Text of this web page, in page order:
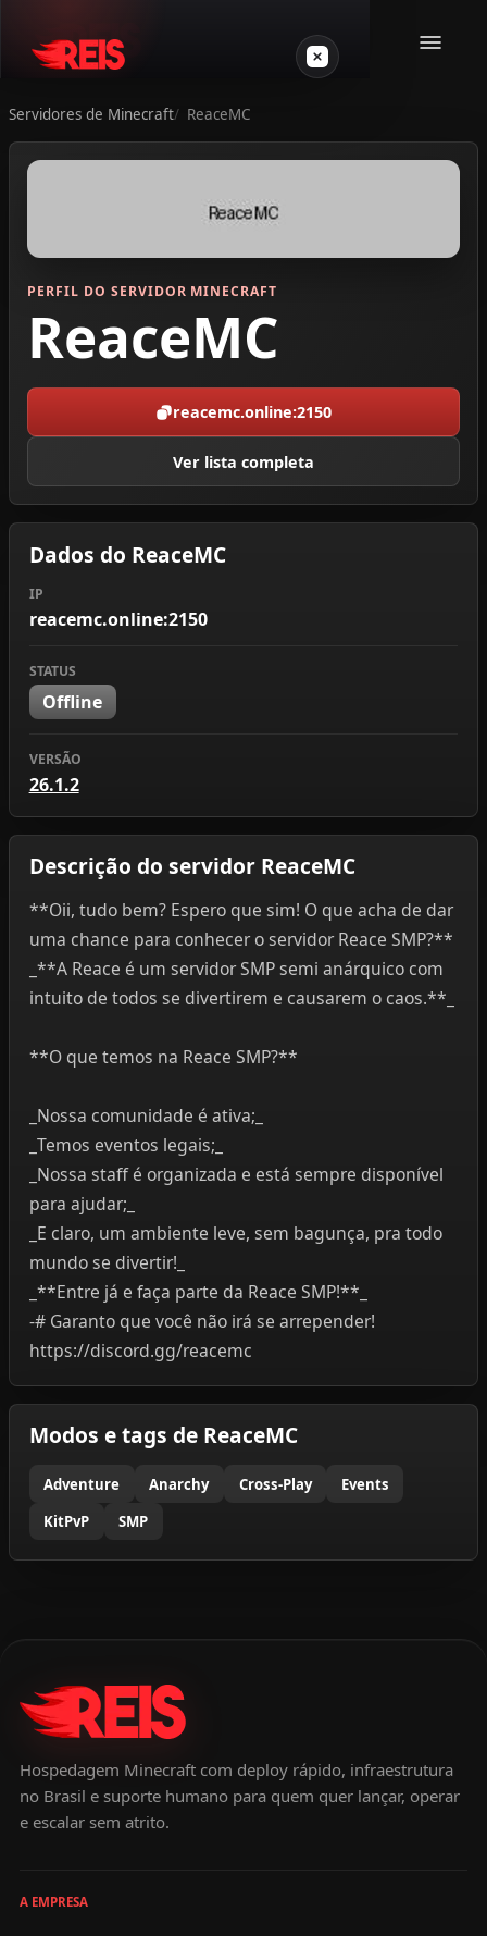
Minecraft
Login
Crie seu servidor
Servidores de Minecraft ReaceMC
PERFIL DO SERVIDOR MINECRAFT
ReaceMC
reacemc.online:2150
Ver lista completa
Dados do ReaceMC
IP
reacemc.online:2150
STATUS
Offline
VERSÃO
26.1.2
Descrição do servidor ReaceMC
**Oii, tudo bem? Espero que sim! O que acha de dar
uma chance para conhecer o servidor Reace SMP?**
_**A Reace é um servidor SMP semi anárquico com
intuito de todos se divertirem e causarem o caos.**_
**O que temos na Reace SMP?**
_Nossa comunidade é ativa;_
_Temos eventos legais;_
_Nossa staff é organizada e está sempre disponível
para ajudar;_
_E claro, um ambiente leve, sem bagunça, pra todo
mundo se divertir!_
_**Entre já e faça parte da Reace SMP!**_
-# Garanto que você não irá se arrepender!
https://discord.gg/reacemc
Modos e tags de ReaceMC
Adventure Anarchy Cross-Play
Events
KitPvP
SMP
Hospedagem Minecraft com deploy rápido, infraestrutura
no Brasil e suporte humano para quem quer lançar, operar
e escalar sem atrito.
A EMPRESA